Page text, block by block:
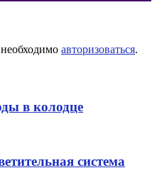
авторизоваться.
в колодце
система